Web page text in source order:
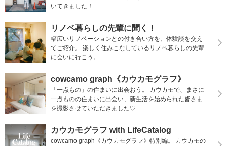
いてきました！
リノベ暮らしの先輩に聞く！
幅広いリノベーションとの付き合い方を、体験談を交え
てご紹介。 楽しく住みこなしているリノベ暮らしの先輩
に会いに行こう。
cowcamo graph《カウカモグラフ》
「一点もの」の住まいに出会おう。 カウカモで、まさに
一点ものの住まいに出会い、新生活を始められた皆さま
を撮影させていただきました♡
カウカモグラフ with LifeCatalog
cowcamo graph《カウカモグラフ》特別編。 カウカモの